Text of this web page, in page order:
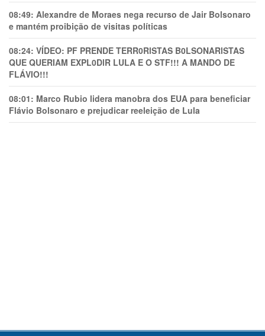
08:49: Alexandre de Moraes nega recurso de Jair Bolsonaro
e mantém proibição de visitas políticas
08:24: VÍDEO: PF PRENDE TERR0RlSTAS B0LSONARlSTAS
QUE QUERIAM EXPL0DlR LULA E O STF!!! A MANDO DE
FLÁVIO!!!
08:01: Marco Rubio lidera manobra dos EUA para beneficiar
Flávio Bolsonaro e prejudicar reeleição de Lula